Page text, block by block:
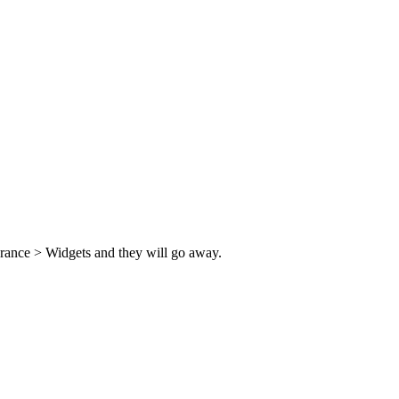
> Widgets and they will go away.